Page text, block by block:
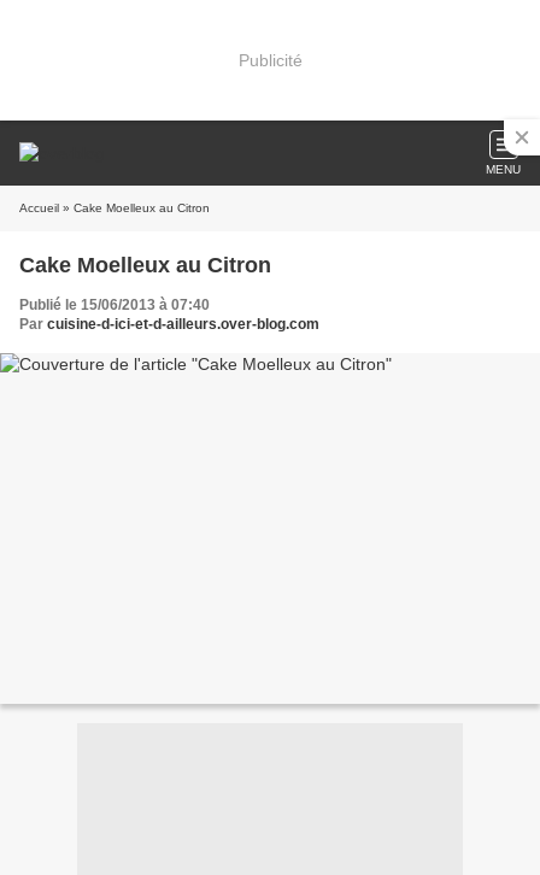
Publicité
MENU
Accueil » Cake Moelleux au Citron
Cake Moelleux au Citron
Publié le 15/06/2013 à 07:40
Par cuisine-d-ici-et-d-ailleurs.over-blog.com